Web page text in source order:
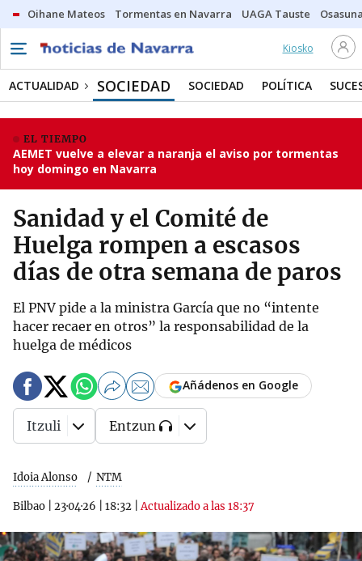
Oihane Mateos Tormentas en Navarra UAGA Tauste
Kiosko
ACTUALIDAD SOCIEDAD SOCIEDAD POLÍTICA
EL TIEMPO
AEMET vuelve a elevar a naranja el aviso por tormentas
hoy domingo en Navarra
Sanidad y el Comité de
Huelga rompen a escasos
días de otra semana de paros
El PNV pide a la ministra García que no “intente
hacer recaer en otros” la responsabilidad de la
huelga de médicos
Idoia Alonso NTM
Bilbao 23·04·26 18:32 |Actualizado a las 18:37
Añádenos en Google
Itzuli Entzun